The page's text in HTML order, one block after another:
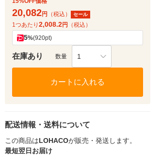
20,082円 （税込） セール
1つあたり 2,008.2円 （税込）
5%(920pt)
在庫あり 数量 1
カートに入れる
配送情報・送料について
この商品はLOHACOが販売・発送します。
最短翌日お届け